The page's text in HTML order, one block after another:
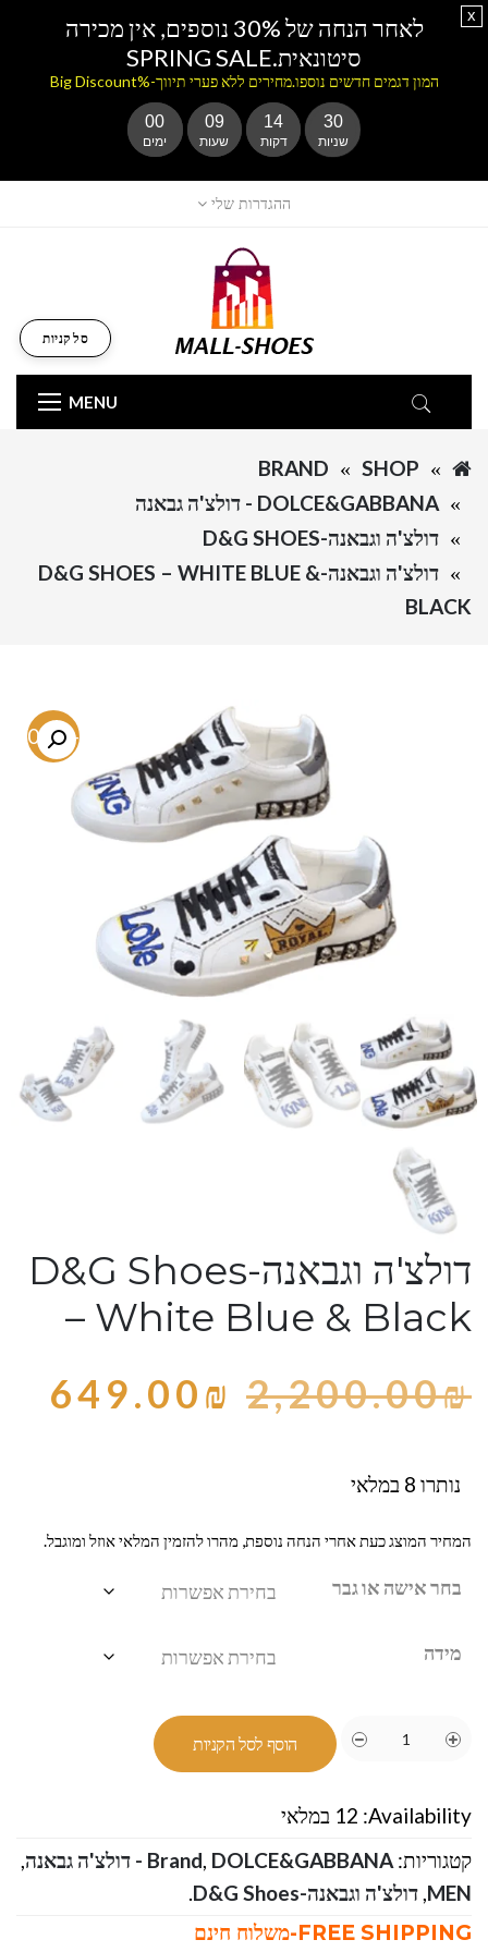
ההגדרות שלי
MENU
סל קניות
SHOP
BRAND
DOLCE&GABBANA - דולצ'ה גבאנה
דולצ'ה וגבאנה-D&G SHOES
דולצ'ה וגבאנה-D&G SHOES – WHITE BLUE &
BLACK
-70.5%
דולצ'ה וגבאנה-D&G Shoes
– White Blue & Black
2,200.00₪
649.00₪
נותרו 8 במלאי
המחיר המוצג כעת אחרי הנחה נוספת, מהרו להזמין המלאי אוזל ומוגבל.
בחר אישה או גבר
מידה
הוסף לסל הקניות
Availability: 12 במלאי
קטגוריות:
Brand, DOLCE&GABBANA - דולצ'ה גבאנה
,
MEN
,דולצ'ה וגבאנה-D&G Shoes
.
FREE SHIPPING-משלוח חינם
לאחר הנחה של 30% נוספים, אין מכירה
סיטונאית.SPRING SALE
המון דגמים חדשים נוספו.מחירים ללא פערי תיווך-%Big Discount
00
ימים
09
שעות
14
דקות
30
שניות
x